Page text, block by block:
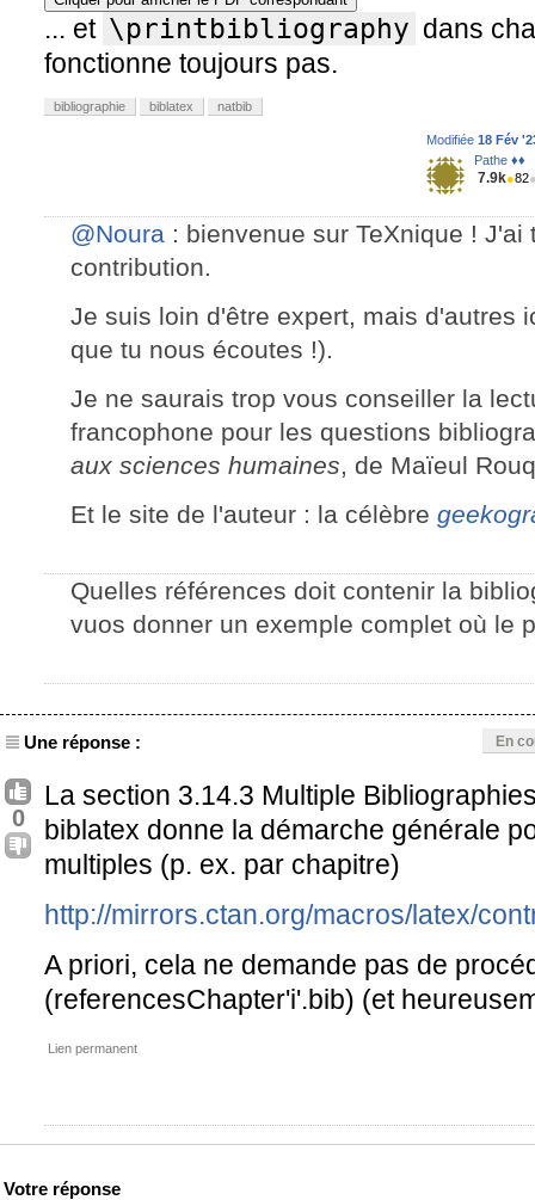
... et \printbibliography dans
fonctionne toujours pas.
bibliographie biblatex natbib
Modifiée 18 Fév
Pathe ♦♦
7.9k●82
@Noura : bienvenue sur TeXnique !
contribution.
Je suis loin d'être expert, mais d'autres
que tu nous écoutes !).
Je ne saurais trop vous conseiller la
francophone pour les questions
aux sciences humaines, de Maïeul
Et le site de l'auteur : la célèbre
Quelles références doit contenir la
vuos donner un exemple complet où le
Une réponse : En
0
La section 3.14.3 Multiple
biblatex donne la démarche générale
multiples (p. ex. par chapitre)
http://mirrors.ctan.org/macros/latex/
A priori, cela ne demande pas de
(referencesChapter'i'.bib) (et
Lien permanent
Votre réponse